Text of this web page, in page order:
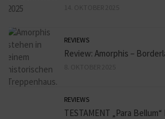
REVIEWS
Review: Amorphis –
REVIEWS
TESTAMENT „Para